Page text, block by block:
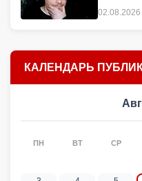
02.08.2026
КАЛЕНДАРЬ
ПН ВТ СР